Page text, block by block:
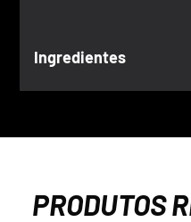
Ingredientes
PRODUTOS